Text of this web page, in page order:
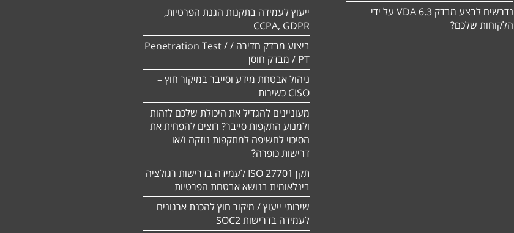
נדרשים לבצע מבדק VDA 6.3 על ידי
הלקוחות שלכם?
ייעוץ לעמידה בתקנות הגנת הפרטיות,
CCPA, GDPR
ביצוע מבדק חדירה / Penetration Test /
PT / מבדק חוסן
ניהול אבטחת מידע וסייבר במיקור חוץ –
CISO כשירות
מעוניינים להגדיל את היכולת שלכם לזהות
ולמנוע התקפות סייבר? רוצים להפחית את
הסיכוי לחשיפה למתקפות נוזקה ו/או
דרישות כופרה?
תקן 27701 ISO לעמידה בדרישות רגולציה
בינלאומית בנושא אבטחת הפרטיות
שירותי ייעוץ / מיקור חוץ להכנת ארגונים
לעמידה בדרישות SOC2